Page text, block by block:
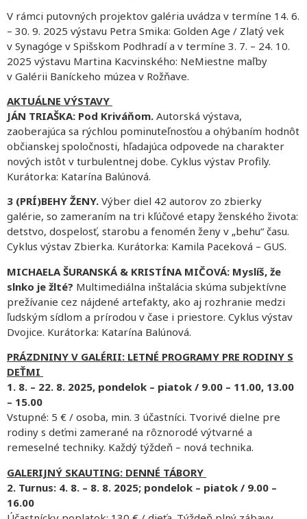
V rámci putovných projektov galéria uvádza v termíne 14. 6.
– 30. 9. 2025 výstavu Petra Smika: Golden Age / Zlatý vek
v Synagóge v Spišskom Podhradí a v termíne 3. 7. – 24. 10.
2025 výstavu Martina Kacvinského: NeMiestne maľby
v Galérii Baníckeho múzea v Rožňave.
AKTUÁLNE VÝSTAVY
JÁN TRIAŠKA: Pod Kriváňom. Autorská výstava,
zaoberajúca sa rýchlou pominuteľnosťou a ohýbaním hodnôt
občianskej spoločnosti, hľadajúca odpovede na charakter
nových istôt v turbulentnej dobe. Cyklus výstav Profily.
Kurátorka: Katarína Balúnová.
3 (PRÍ)BEHY ŽENY. Výber diel 42 autorov zo zbierky
galérie, so zameraním na tri kľúčové etapy ženského života:
detstvo, dospelosť, starobu a fenomén ženy v „behu“ času.
Cyklus výstav Zbierka. Kurátorka: Kamila Paceková – GUS.
MICHAELA ŠURANSKÁ & KRISTÍNA MIČOVÁ: Myslíš, že
slnko je žlté? Multimediálna inštalácia skúma subjektívne
prežívanie cez nájdené artefakty, ako aj rozhranie medzi
ľudským sídlom a prírodou v čase i priestore. Cyklus výstav
Dvojice. Kurátorka: Katarína Balúnová.
PRÁZDNINY V GALÉRII: LETNÉ PROGRAMY PRE RODINY S
DEŤMI
1. 8. – 22. 8. 2025, pondelok – piatok / 9.00 – 11.00, 13.00
– 15.00
Vstupné: 5 € / osoba, min. 3 účastníci. Tvorivé dielne pre
rodiny s deťmi zamerané na rôznorodé výtvarné a
remeselné techniky. Každý týždeň – nová technika.
GALERIJNÝ SKAUTING: DENNÉ TÁBORY
2. Turnus: 4. 8. – 8. 8. 2025; pondelok – piatok / 9.00 –
16.00